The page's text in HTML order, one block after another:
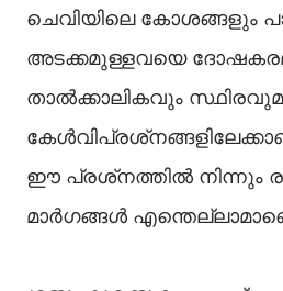
ചെവിയിലെ കോശങ്ങളും
അടക്കമുള്ളവയെ
താല്‍ക്കാലികവും
ഈ പ്രശ്‌നത്തില്‍ നിന്നും
മാര്‍ഗങ്ങള്‍